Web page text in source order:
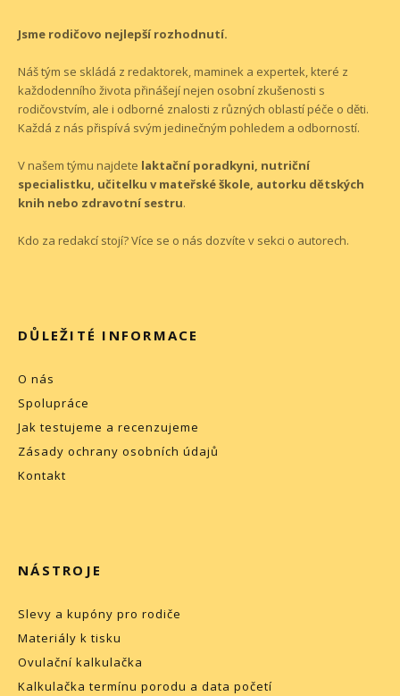
Jsme rodičovo nejlepší rozhodnutí.
Náš tým se skládá z redaktorek, maminek a expertek, které z
každodenního života přinášejí nejen osobní zkušenosti s
rodičovstvím, ale i odborné znalosti z různých oblastí péče o děti.
Každá z nás přispívá svým jedinečným pohledem a odborností.
V našem týmu najdete laktační poradkyni, nutriční
specialistku, učitelku v mateřské škole, autorku dětských
knih nebo zdravotní sestru.
Kdo za redakcí stojí? Více se o nás dozvíte v sekci o autorech.
DŮLEŽITÉ INFORMACE
O nás
Spolupráce
Jak testujeme a recenzujeme
Zásady ochrany osobních údajů
Kontakt
NÁSTROJE
Slevy a kupóny pro rodiče
Materiály k tisku
Ovulační kalkulačka
Kalkulačka termínu porodu a data početí